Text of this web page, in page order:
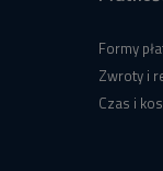
Formy
Zwroty i
Czas i